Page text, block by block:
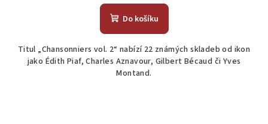
Do košíku
Titul „Chansonniers vol. 2“ nabízí 22 známých skladeb od ikon
jako Édith Piaf, Charles Aznavour, Gilbert Bécaud či Yves
Montand.